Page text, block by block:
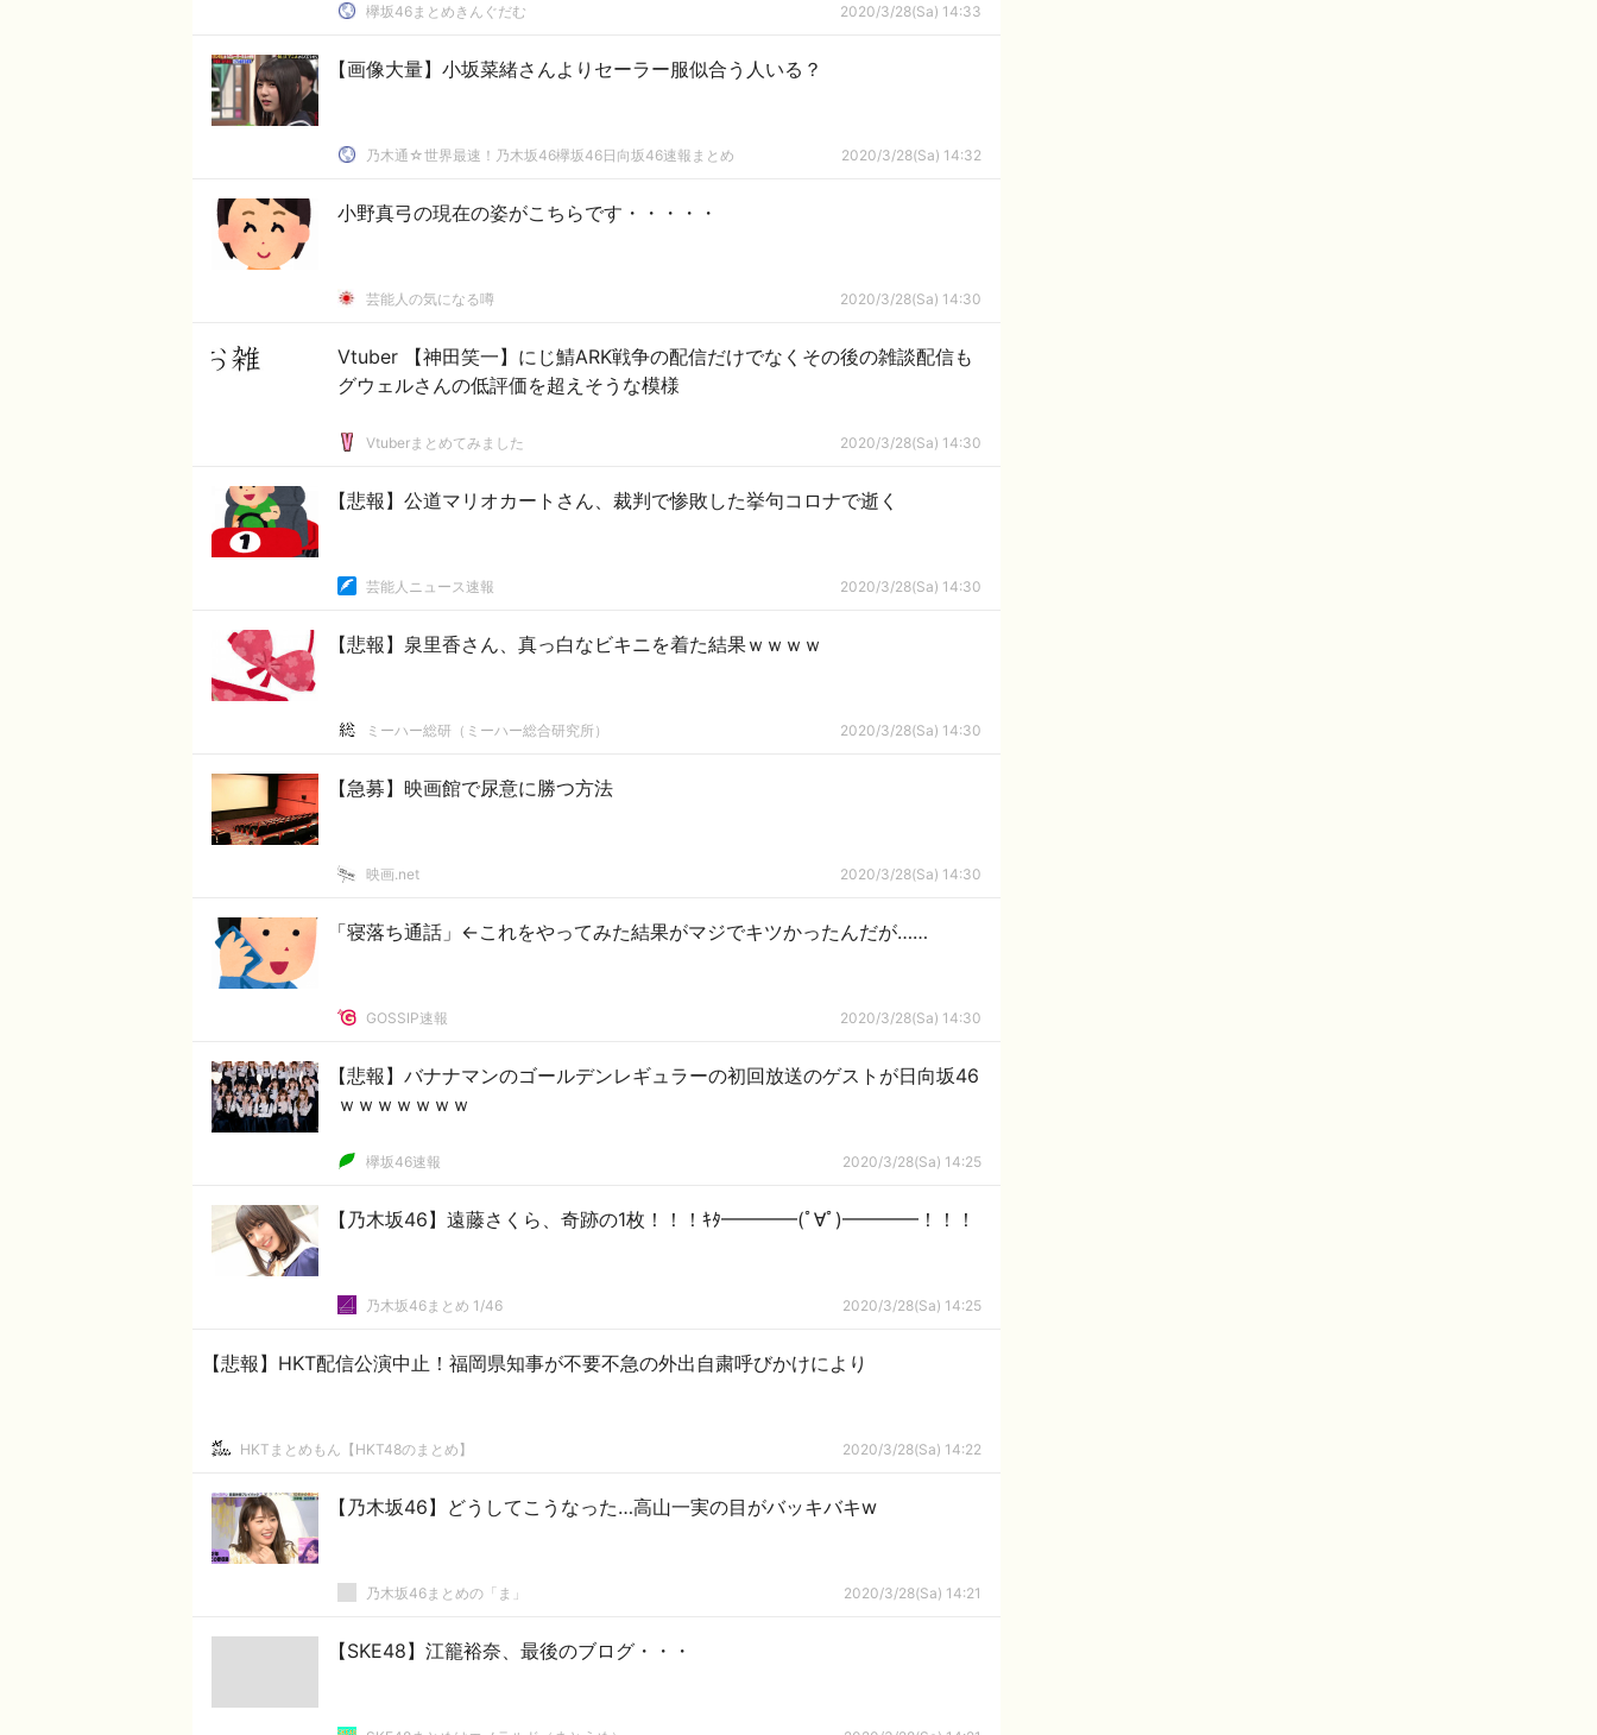
欅坂46まとめきんぐだむ 2020/3/28(Sa) 14:33
【画像大量】小坂菜緒さんよりセーラー服似合う人いる？
乃木通☆世界最速！乃木坂46欅坂46日向坂46速報まとめ 2020/3/28(Sa) 14:32
小野真弓の現在の姿がこちらです・・・・・
芸能人の気になる噂 2020/3/28(Sa) 14:30
Vtuber 【神田笑一】にじ鯖ARK戦争の配信だけでなくその後の雑談配信も
グウェルさんの低評価を超えそうな模様
Vtuberまとめてみました 2020/3/28(Sa) 14:30
【悲報】公道マリオカートさん、裁判で惨敗した挙句コロナで逝く
芸能人ニュース速報 2020/3/28(Sa) 14:30
【悲報】泉里香さん、真っ白なビキニを着た結果ｗｗｗｗ
ミーハー総研（ミーハー総合研究所） 2020/3/28(Sa) 14:30
【急募】映画館で尿意に勝つ方法
映画.net 2020/3/28(Sa) 14:30
「寝落ち通話」←これをやってみた結果がマジでキツかったんだが……
GOSSIP速報 2020/3/28(Sa) 14:30
【悲報】バナナマンのゴールデンレギュラーの初回放送のゲストが日向坂46
ｗｗｗｗｗｗｗ
欅坂46速報 2020/3/28(Sa) 14:25
【乃木坂46】遠藤さくら、奇跡の1枚！！！ｷﾀ━━━━(ﾟ∀ﾟ)━━━━！！！
乃木坂46まとめ 1/46 2020/3/28(Sa) 14:25
【悲報】HKT配信公演中止！福岡県知事が不要不急の外出自粛呼びかけにより
HKTまとめもん【HKT48のまとめ】 2020/3/28(Sa) 14:22
【乃木坂46】どうしてこうなった…高山一実の目がバッキバキw
乃木坂46まとめの「ま」 2020/3/28(Sa) 14:21
【SKE48】江籠裕奈、最後のブログ・・・